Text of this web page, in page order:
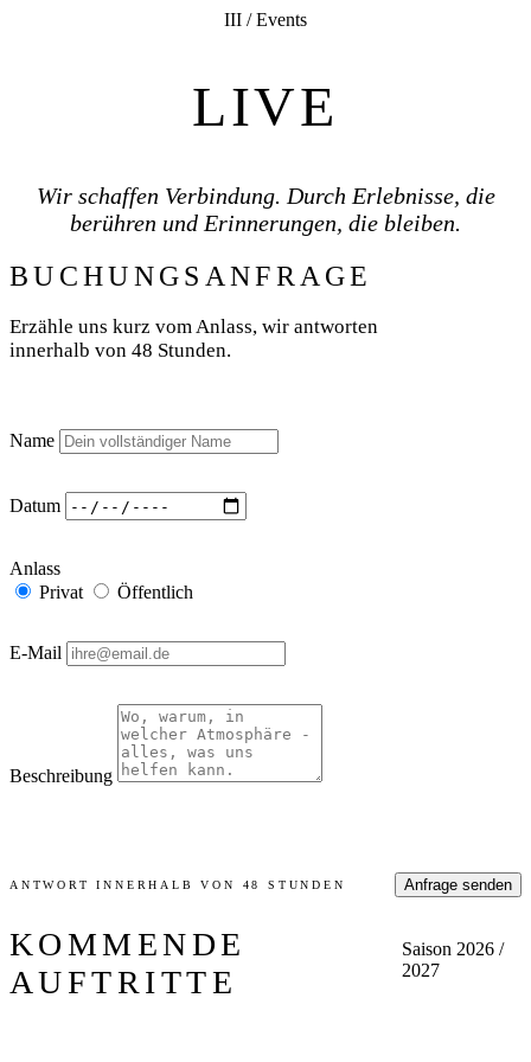
III / Events
LIVE
Wir schaffen Verbindung. Durch Erlebnisse, die
berühren und Erinnerungen, die bleiben.
BUCHUNGSANFRAGE
Erzähle uns kurz vom Anlass, wir antworten
innerhalb von 48 Stunden.
Name
Datum
Anlass
Privat
Öffentlich
E-Mail
Beschreibung
ANTWORT INNERHALB VON 48 STUNDEN Anfrage senden
KOMMENDE
AUFTRITTE
Saison 2026 /
2027